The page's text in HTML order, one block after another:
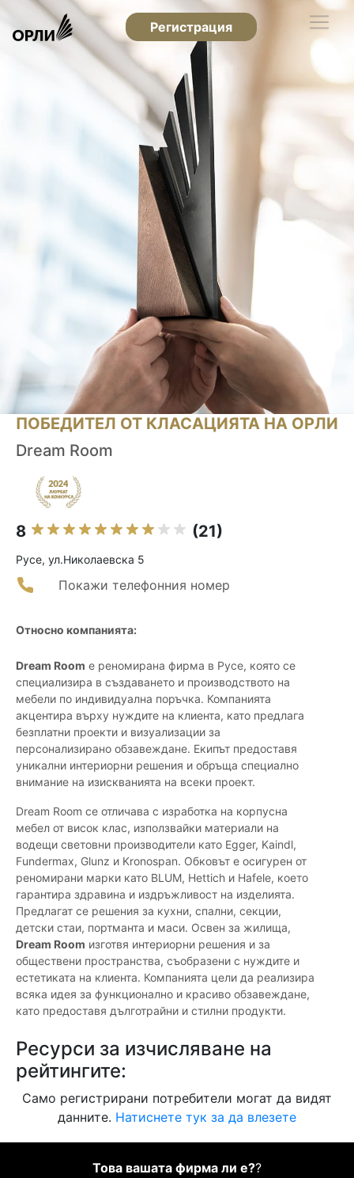
Регистрация
ПОБЕДИТЕЛ ОТ КЛАСАЦИЯТА НА ОРЛИ
Dream Room
8 (21)
Русе, ул.Николаевска 5
Покажи телефонния номер
Относно компанията:
Dream Room е реномирана фирма в Русе, която се
специализира в създаването и производството на
мебели по индивидуална поръчка. Компанията
акцентира върху нуждите на клиента, като предлага
безплатни проекти и визуализации за
персонализирано обзавеждане. Екипът предоставя
уникални интериорни решения и обръща специално
внимание на изискванията на всеки проект.
Dream Room се отличава с изработка на корпусна
мебел от висок клас, използвайки материали на
водещи световни производители като Egger, Kaindl,
Fundermax, Glunz и Kronospan. Обковът е осигурен от
реномирани марки като BLUM, Hettich и Hafele, което
гарантира здравина и издръжливост на изделията.
Предлагат се решения за кухни, спални, секции,
детски стаи, портманта и маси. Освен за жилища,
Dream Room изготвя интериорни решения и за
обществени пространства, съобразени с нуждите и
естетиката на клиента. Компанията цели да реализира
всяка идея за функционално и красиво обзавеждане,
като предоставя дълготрайни и стилни продукти.
Ресурси за изчисляване на
рейтингите:
Само регистрирани потребители могат да видят
данните. Натиснете тук за да влезете
Това вашата фирма ли е??